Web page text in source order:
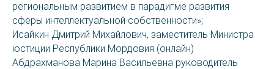
региональным развитием в парадигме развития
сферы интеллектуальной собственности»;
Исайкин Дмитрий Михайлович, заместитель Министра
юстиции Республики Мордовия (онлайн)
Абдрахманова Марина Васильевна руководитель